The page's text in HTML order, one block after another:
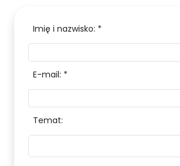
Imię i nazwisko: *
E-mail: *
Temat: